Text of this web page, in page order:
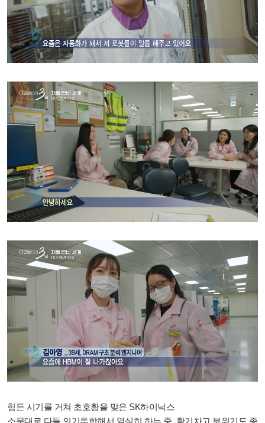
힘든 시기를 거쳐 초호황을 맞은 SK하이닉스
소문대로 다들 의기투합해서 열심히 하는 중, 활기차고 분위기도 좋